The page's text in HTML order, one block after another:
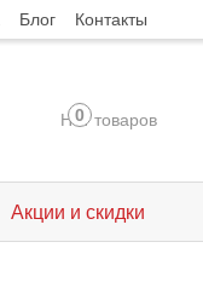
Блог Контакты
0
Нет товаров
Акции и скидки